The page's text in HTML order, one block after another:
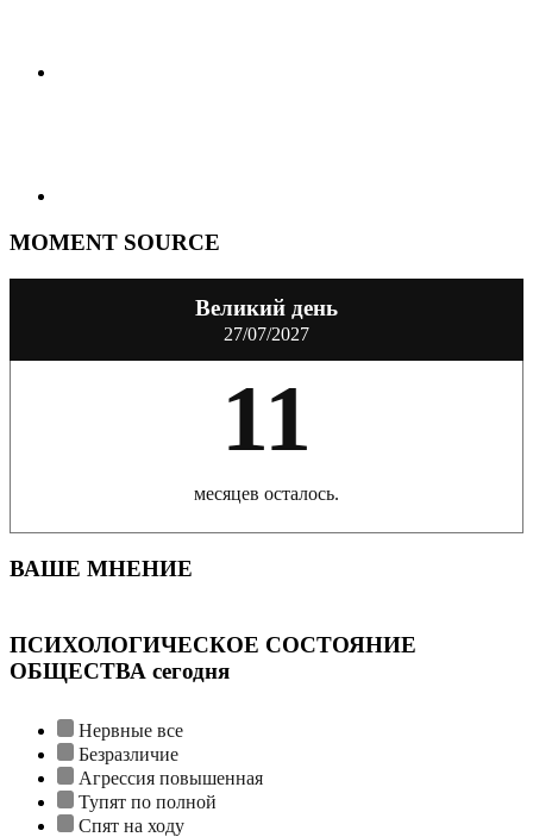
MOMENT SOURCE
Великий день
27/07/2027
11
месяцев осталось.
ВАШЕ МНЕНИЕ
ПСИХОЛОГИЧЕСКОЕ СОСТОЯНИЕ
ОБЩЕСТВА сегодня
Нервные все
Безразличие
Агрессия повышенная
Тупят по полной
Спят на ходу